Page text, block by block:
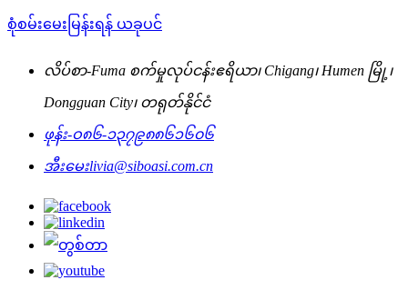
စုံစမ်းမေးမြန်းရန် ယခုပင်
လိပ်စာ-Fuma စက်မှုလုပ်ငန်းဧရိယာ၊ Chigang၊ Humen မြို့၊
Dongguan City၊ တရုတ်နိုင်ငံ
ဖုန်း-ဝ၈၆-၁၃၇၉၈၈၆၁၆၀၆
အီးမေးlivia@siboasi.com.cn